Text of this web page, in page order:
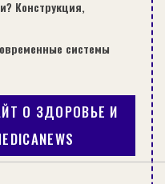
Конструкция,
системы
О ЗДОРОВЬЕ И